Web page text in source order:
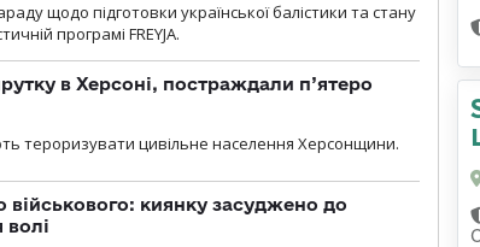
щодо підготовки української балістики та стану
програмі FREYJA.
в Херсоні, постраждали п’ятеро
тероризувати цивільне населення Херсонщини.
військового: киянку засуджено до
волі